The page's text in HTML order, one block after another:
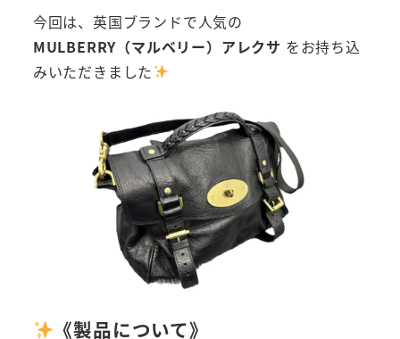
今回は、英国ブランドで人気の
MULBERRY（マルベリー）アレクサ をお持ち込
みいただきました
《製品について》